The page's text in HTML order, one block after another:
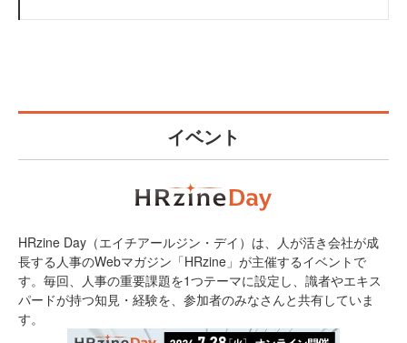
イベント
HRzine Day（エイチアールジン・デイ）は、人が活き会社が成
長する人事のWebマガジン「HRzine」が主催するイベントで
す。毎回、人事の重要課題を1つテーマに設定し、識者やエキス
パードが持つ知見・経験を、参加者のみなさんと共有していま
す。